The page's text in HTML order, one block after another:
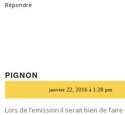
Répondre
PIGNON
janvier 22, 2016 à 1:28 pm
Lors de l’emission il serait bien de